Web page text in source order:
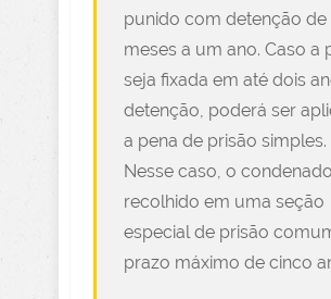
punido com detenção de
meses a um ano. Caso a
seja fixada em até dois
detenção, poderá ser
a pena de prisão simples.
Nesse caso, o
recolhido em uma seção
especial de prisão
prazo máximo de cinco